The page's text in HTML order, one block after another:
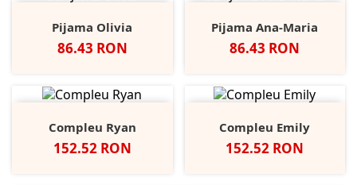
Pijama Olivia
Pret
86.43 RON
Pijama Ana-Maria
Pret
86.43 RON
Compleu Ryan
Pret
152.52 RON
Compleu Emily
Pret
152.52 RON